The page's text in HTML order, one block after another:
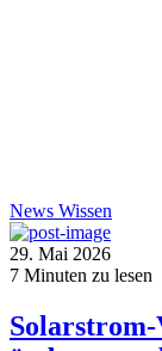
News Wissen
29. Mai 2026
7 Minuten zu lesen
Solarstrom-